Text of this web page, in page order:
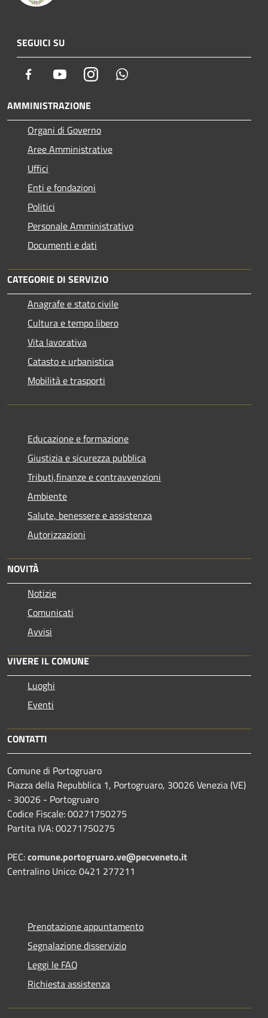
SEGUICI SU
Facebook YoutubeInstagram
AMMINISTRAZIONE
Organi di Governo
Aree Amministrative
Uffici
Enti e fondazioni
Politici
Personale Amministrativo
Documenti e dati
CATEGORIE DI SERVIZIO
Anagrafe e stato civile
Cultura e tempo libero
Vita lavorativa
Catasto e urbanistica
Mobilità e trasporti
Educazione e formazione
Giustizia e sicurezza pubblica
Tributi,finanze e contravvenzioni
Ambiente
Salute, benessere e assistenza
Autorizzazioni
NOVITÀ
Notizie
Comunicati
Avvisi
VIVERE IL COMUNE
Luoghi
Eventi
CONTATTI
Comune di Portogruaro
Piazza della Repubblica 1, Portogruaro, 30026 Venezia (VE)
- 30026 - Portogruaro
Codice Fiscale: 00271750275
Partita IVA: 00271750275
PEC:comune.portogruaro.ve@pecveneto.it
Centralino Unico: 0421 277211
Prenotazione appuntamento
Segnalazione disservizio
Leggi le FAQ
Richiesta assistenza